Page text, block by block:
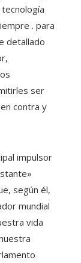
. para
detallado
ser
contra y
impulsor
según él,
mundial
vida